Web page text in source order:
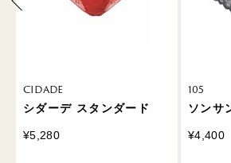
CIDADE
シダーデ スタンダード
¥5,280
105
ソンサ
¥4,400